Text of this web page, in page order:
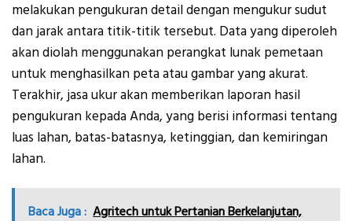
melakukan pengukuran detail dengan mengukur sudut
dan jarak antara titik-titik tersebut. Data yang diperoleh
akan diolah menggunakan perangkat lunak pemetaan
untuk menghasilkan peta atau gambar yang akurat.
Terakhir, jasa ukur akan memberikan laporan hasil
pengukuran kepada Anda, yang berisi informasi tentang
luas lahan, batas-batasnya, ketinggian, dan kemiringan
lahan.
Baca Juga : Agritech untuk Pertanian Berkelanjutan,